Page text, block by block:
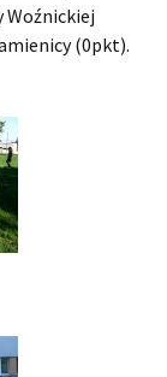
Woźnickiej
(0pkt).